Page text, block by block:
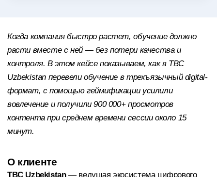
Когда компания быстро растет, обучение должно
расти вместе с ней — без потери качества и
контроля. В этом кейсе показываем, как в TBC
Uzbekistan перевели обучение в трехъязычный digital-
формат, с помощью геймификации усилили
вовлечение и получили 900 000+ просмотров
контента при среднем времени сессии около 15
минут.
О клиенте
TBC Uzbekistan— ведущая экосистема цифрового